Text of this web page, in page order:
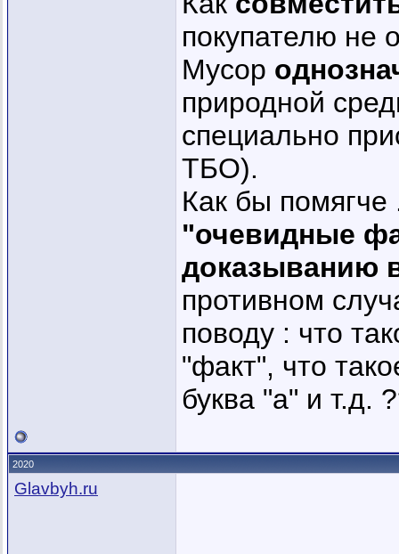
покупателю не
Мусор
природной
специально
ТБО).
Как бы помягче
"очевидные
доказыванию
противном
поводу : что
"факт", что
буква "а" и т.д.
2020
Glavbyh.ru